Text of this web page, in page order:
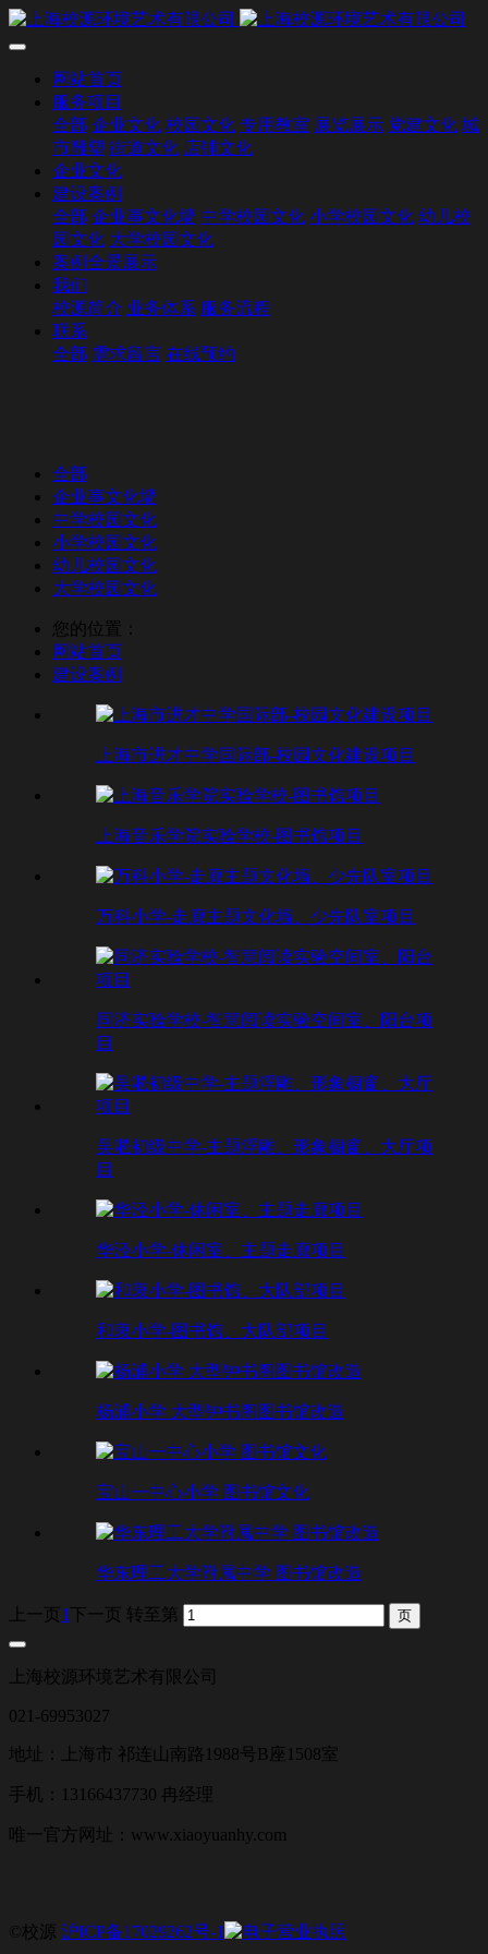
网站首页
服务项目
全部 企业文化 校园文化 专用教室 展览展示 党建文化 城
市雕塑 街道文化 店铺文化
企业文化
建设案例
全部 企业事文化墙 中学校园文化 小学校园文化 幼儿校
园文化 大学校园文化
案例全景展示
我们
校源简介 业务体系 服务流程
联系
全部 需求留言 在线预约
全部
企业事文化墙
中学校园文化
小学校园文化
幼儿校园文化
大学校园文化
您的位置：
网站首页
建设案例
上海市进才中学国际部-校园文化建设项目
上海音乐学院实验学校-图书馆项目
万科小学-走廊主题文化墙、少先队室项目
同济实验学校-智慧阅读实验空间室、阳台项
目
吴淞初级中学-主题浮雕、形象橱窗、大厅项
目
华泾小学-休闲室、主题走廊项目
和衷小学-图书馆、大队部项目
杨浦小学 大型钟书阁图书馆改造
宝山一中心小学 图书馆文化
华东理工大学附属中学 图书馆改造
上一页 1下一页 转至第
上海校源环境艺术有限公司
021-69953027
地址：上海市 祁连山南路1988号B座1508室
手机：13166437730 冉经理
唯一官方网址：www.xiaoyuanhy.com
©校源 沪ICP备17029262号-1